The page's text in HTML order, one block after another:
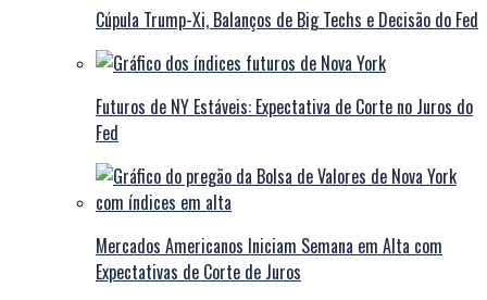
Cúpula Trump-Xi, Balanços de Big Techs e Decisão do Fed
Futuros de NY Estáveis: Expectativa de Corte no Juros do
Fed
Mercados Americanos Iniciam Semana em Alta com
Expectativas de Corte de Juros